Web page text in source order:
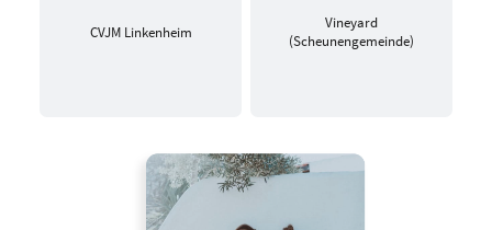
CVJM Linkenheim
Vineyard
(Scheunengemeinde)